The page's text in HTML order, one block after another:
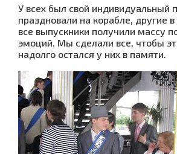
У всех был свой индивидуальный
праздновали на корабле, другие
все выпускники получили массу
эмоций. Мы сделали все, чтобы
надолго остался у них в памяти.